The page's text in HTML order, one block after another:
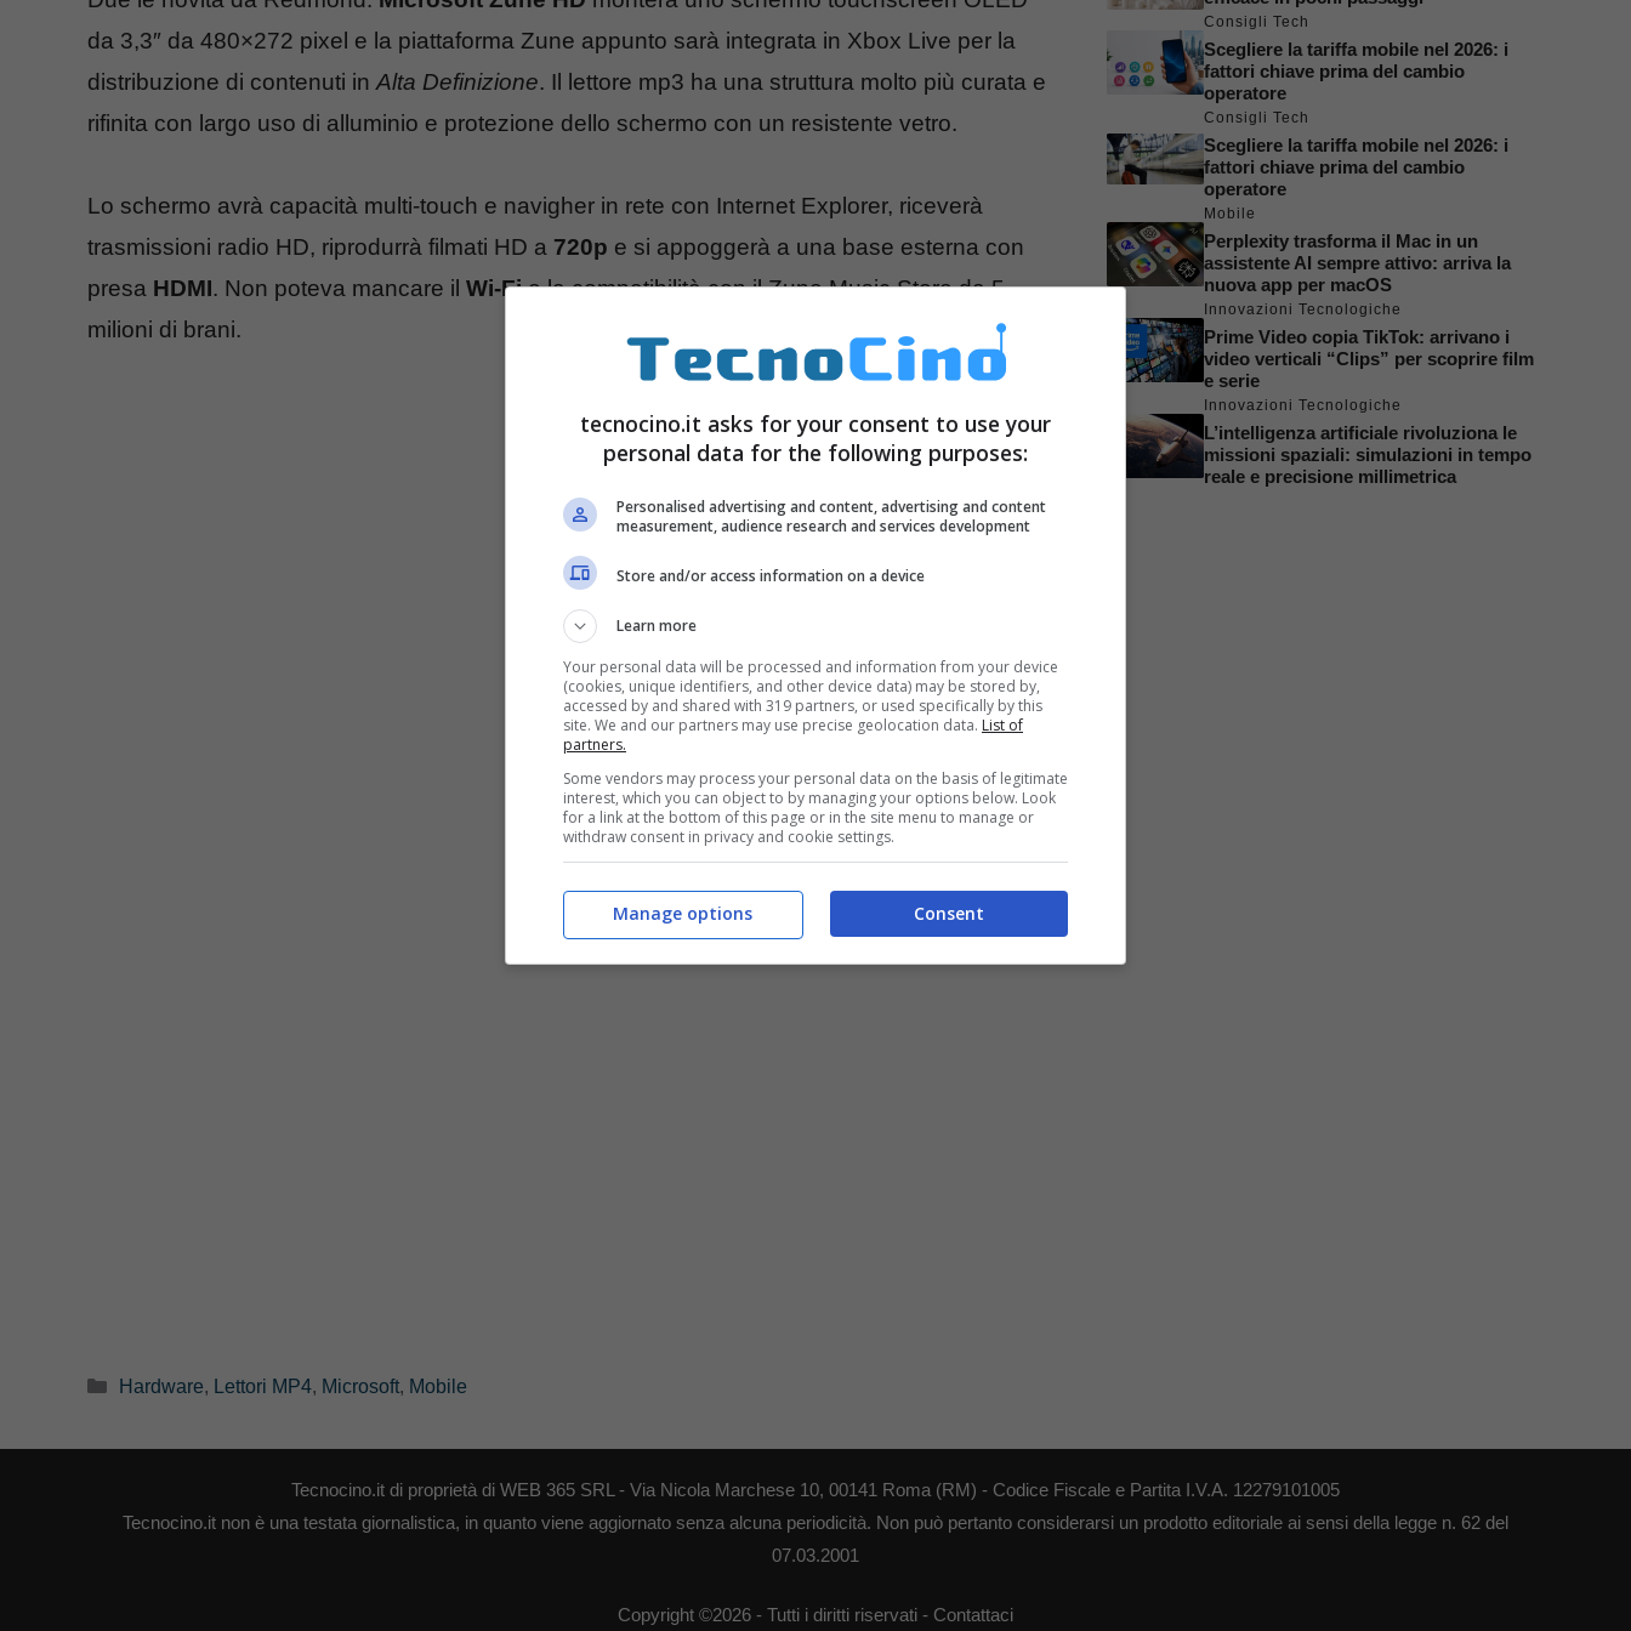
da 3,3″ da 480×272 pixel e la piattaforma Zune appunto sarà integrata in Xbox Live per la
distribuzione di contenuti in Alta Definizione. Il lettore mp3 ha una struttura molto più curata e
rifinita con largo uso di alluminio e protezione dello schermo con un resistente vetro.
Lo schermo avrà capacità multi-touch e navigher in rete con Internet Explorer, riceverà
trasmissioni radio HD, riprodurrà filmati HD a 720p e si appoggerà a una base esterna con
presa HDMI. Non poteva mancare il Wi-Fie la compatibilità con il Zune Music Store da 5
milioni di brani.
Categorie
Hardware, Lettori MP4, Microsoft, Mobile
Consigli Tech
Scegliere la tariffa mobile nel 2026: i
fattori chiave prima del cambio
operatore
Consigli Tech
Scegliere la tariffa mobile nel 2026: i
fattori chiave prima del cambio
operatore
Mobile
Perplexity trasforma il Mac in un
assistente AI sempre attivo: arriva la
nuova app per macOS
Innovazioni Tecnologiche
Prime Video copia TikTok: arrivano i
video verticali “Clips” per scoprire film
e serie
Innovazioni Tecnologiche
L’intelligenza artificiale rivoluziona le
missioni spaziali: simulazioni in tempo
reale e precisione millimetrica
Tecnocino.it di proprietà di WEB 365 SRL - Via Nicola Marchese 10, 00141 Roma (RM) - Codice Fiscale e Partita I.V.A. 12279101005
Tecnocino.it non è una testata giornalistica, in quanto viene aggiornato senza alcuna periodicità. Non può pertanto considerarsi un prodotto editoriale ai sensi della legge n. 62 del
07.03.2001
Copyright ©2026 - Tutti i diritti riservati - Contattaci
tecnocino.it asks for your consent to use your
personal data for the following purposes:
Personalised advertising and content, advertising and content
measurement, audience research and services development
Store and/or access information on a device
Learn more
Your personal data will be processed and information from your device
(cookies, unique identifiers, and other device data) may be stored by,
accessed by and shared with 319 partners, or used specifically by this
site. We and our partners may use precise geolocation data. List of
partners.
Some vendors may process your personal data on the basis of legitimate
interest, which you can object to by managing your options below. Look
for a link at the bottom of this page or in the site menu to manage or
withdraw consent in privacy and cookie settings.
Consent
Manage options